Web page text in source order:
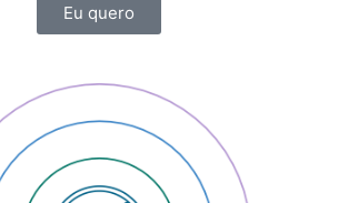
Eu quero